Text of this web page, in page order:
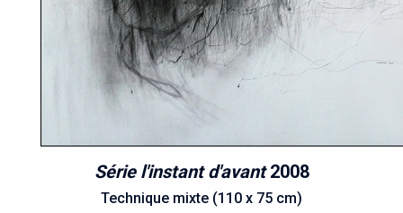
Série l'instant d'avant2008
Technique mixte (110 x 75 cm)